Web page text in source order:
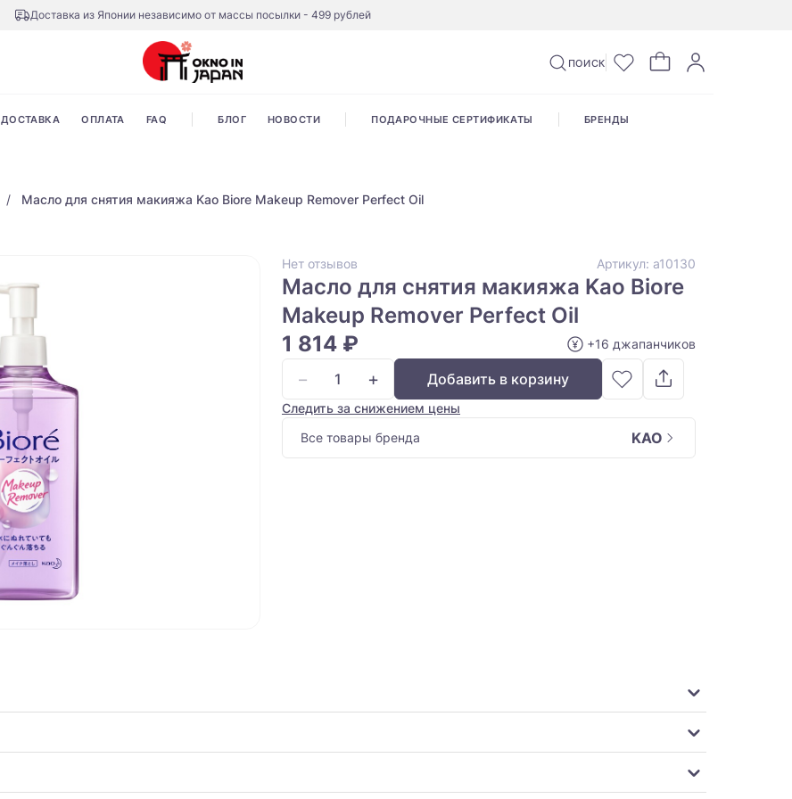
Доставка из Японии независимо от массы посылки - 499 рублей
ПОИСК
ДОСТАВКА ОПЛАТА FAQ БЛОГ НОВОСТИ ПОДАРОЧНЫЕ СЕРТИФИКАТЫ БРЕНДЫ
Масло для снятия макияжа Kao Biore Makeup Remover Perfect Oil
Нет отзывов Артикул: a10130
Масло для снятия макияжа Kao Biore
Makeup Remover Perfect Oil
1 814 ₽
+16 джапанчиков
− + Добавить в корзину
Следить за снижением цены
Все товары бренда
KAO